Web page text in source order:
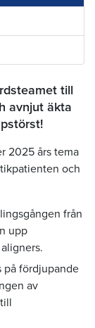
till
avnjut äkta
2025 års tema
och
från
upp
på fördjupande
av